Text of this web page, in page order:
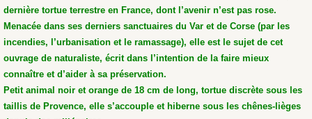
dernière tortue terrestre en France, dont l’avenir n’est pas rose.
Menacée dans ses derniers sanctuaires du Var et de Corse (par les
incendies, l’urbanisation et le ramassage), elle est le sujet de cet
ouvrage de naturaliste, écrit dans l’intention de la faire mieux
connaître et d’aider à sa préservation.
Petit animal noir et orange de 18 cm de long, tortue discrète sous les
taillis de Provence, elle s’accouple et hiberne sous les chênes-lièges